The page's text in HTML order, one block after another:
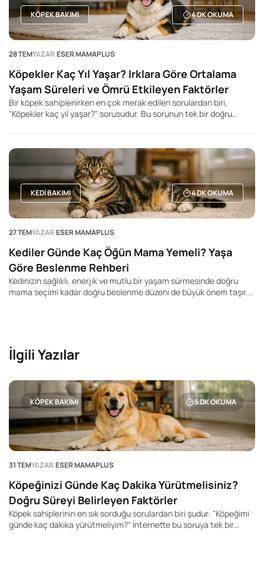
KÖPEK BAKIMI 4DK OKUMA
28 TEMYAZAR ESER MAMAPLUS
Köpekler Kaç Yıl Yaşar? Irklara Göre Ortalama
Yaşam Süreleri ve Ömrü Etkileyen Faktörler
Bir köpek sahiplenirken en çok merak edilen sorulardan biri,
"Köpekler kaç yıl yaşar?" sorusudur. Bu sorunun tek bir doğru
önemli ölçüde etkileyebilir. Genel olarak küçük ırk köpeklerin daha
uzun yaşadığı, büyük ve dev ırkların ise daha kısa yaşam sürelerine
sahip olduğu bilinir. Ancak bu durum kesin bir kural değildir. Aynı
ırka mensup iki köpek bile tamamen farklı yaşam sürelerine sahip
olabilir.KEDI BAKIMI 4DK OKUMA
27 TEMYAZAR ESER MAMAPLUS
Kediler Günde Kaç Öğün Mama Yemeli? Yaşa
Göre Beslenme Rehberi
Kedinizin sağlıklı, enerjik ve mutlu bir yaşam sürmesinde doğru
mama seçimi kadar doğru beslenme düzeni de büyük önem taşır.
İlgili Yazılar
KÖPEK BAKIMI 5DK OKUMA
31 TEMYAZAR ESER MAMAPLUS
Köpeğinizi Günde Kaç Dakika Yürütmelisiniz?
Doğru Süreyi Belirleyen Faktörler
Köpek sahiplerinin en sık sorduğu sorulardan biri şudur: "Köpeğimi
günde kaç dakika yürütmeliyim?" İnternette bu soruya tek bir